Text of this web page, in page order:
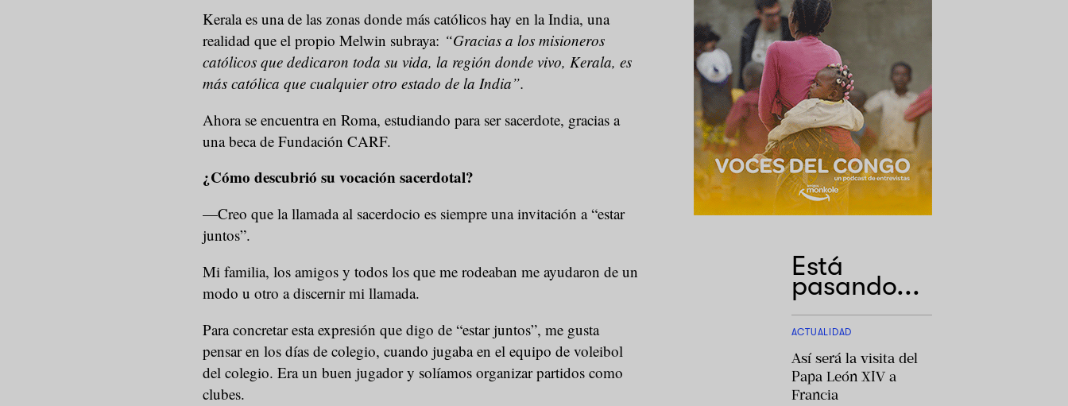
Kerala es una de las zonas donde más católicos hay en la India, una
realidad que el propio Melwin subraya: “Gracias a los misioneros
católicos que dedicaron toda su vida, la región donde vivo, Kerala, es
más católica que cualquier otro estado de la India”.
Ahora se encuentra en Roma, estudiando para ser sacerdote, gracias a
una beca de Fundación CARF.
¿Cómo descubrió su vocación sacerdotal?
—Creo que la llamada al sacerdocio es siempre una invitación a “estar
juntos”.
Mi familia, los amigos y todos los que me rodeaban me ayudaron de un
modo u otro a discernir mi llamada.
Para concretar esta expresión que digo de “estar juntos”, me gusta
pensar en los días de colegio, cuando jugaba en el equipo de voleibol
del colegio. Era un buen jugador y solíamos organizar partidos como
clubes.
Está
pasando...
ACTUALIDAD
Así será la visita del
Papa León XIV a
Francia